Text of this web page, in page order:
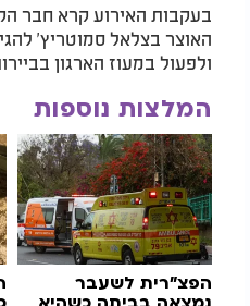
בעקבות האירוע קרא חבר
האוצר בצלאל סמוטריץ'
ולפעול במעוז הארגון
המלצות נוספות
הפצ"רית לשעבר